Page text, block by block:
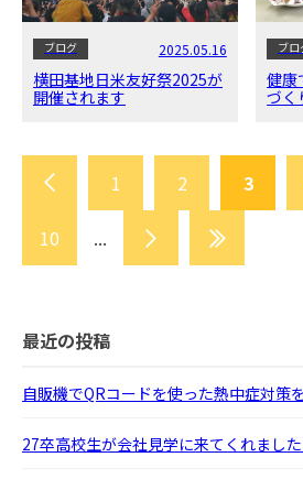
ブログ 2025.05.16
横田基地日米友好祭2025が
開催されます
ブロ
健康
づく
1 2 3
10 ...
最近の投稿
自販機でQRコードを使った熱中症対策
27卒高校生が会社見学に来てくれました